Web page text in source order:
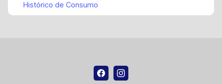
Histórico de Consumo